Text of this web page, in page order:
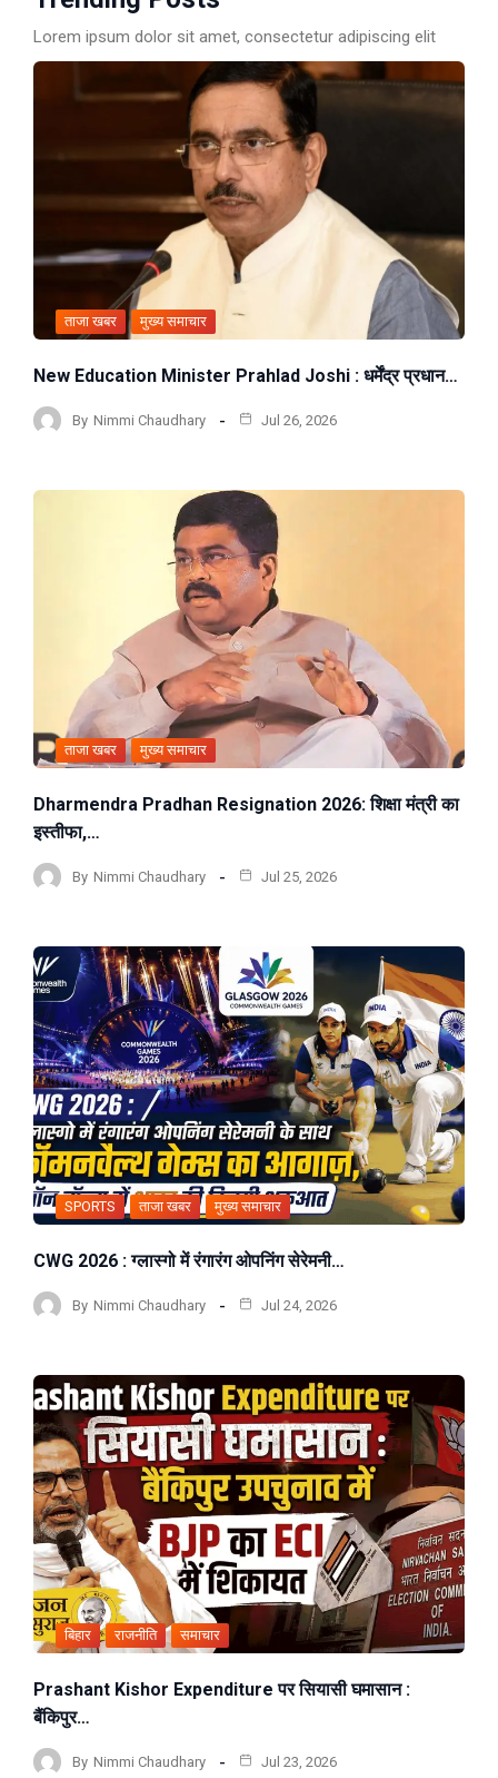
Lorem ipsum dolor sit amet, consectetur adipiscing elit
ताजा खबर मुख्य समाचार
New Education Minister Prahlad Joshi : धर्मेंद्र प्रधान…
By Nimmi Chaudhary Jul 26, 2026
ताजा खबर मुख्य समाचार
Dharmendra Pradhan Resignation 2026: शिक्षा मंत्री का
इस्तीफा,…
By Nimmi Chaudhary Jul 25, 2026
SPORTS ताजा खबर मुख्य समाचार
CWG 2026 : ग्लास्गो में रंगारंग ओपनिंग सेरेमनी…
By Nimmi Chaudhary Jul 24, 2026
बिहार राजनीति समाचार
Prashant Kishor Expenditure पर सियासी घमासान :
बैंकिपुर…
By Nimmi Chaudhary Jul 23, 2026